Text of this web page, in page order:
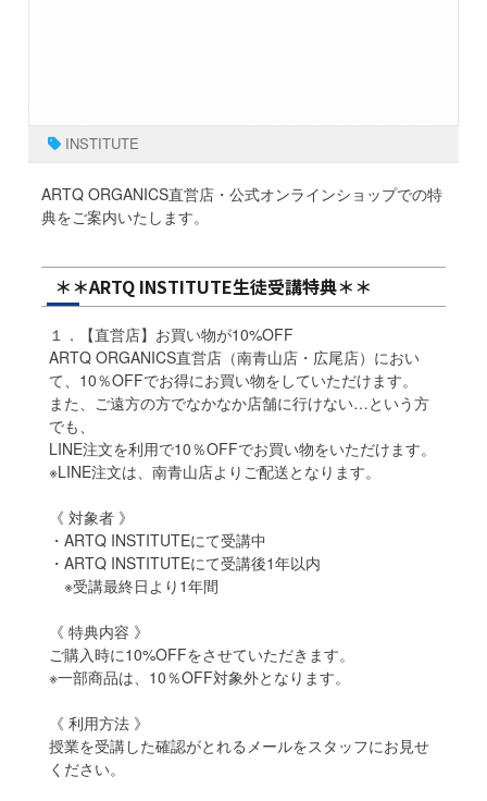
INSTITUTE
ARTQ ORGANICS直営店・公式オンラインショップでの特
典をご案内いたします。
＊＊ARTQ INSTITUTE生徒受講特典＊＊
１．【直営店】お買い物が10%OFF
ARTQ ORGANICS直営店（南青山店・広尾店）におい
て、10％OFFでお得にお買い物をしていただけます。
また、ご遠方の方でなかなか店舗に行けない…という方
でも、
LINE注文を利用で10％OFFでお買い物をいただけます。
※LINE注文は、南青山店よりご配送となります。
《 対象者 》
・ARTQ INSTITUTEにて受講中
・ARTQ INSTITUTEにて受講後1年以内
※受講最終日より1年間
《 特典内容 》
ご購入時に10%OFFをさせていただきます。
※一部商品は、10％OFF対象外となります。
《 利用方法 》
授業を受講した確認がとれるメールをスタッフにお見せ
ください。